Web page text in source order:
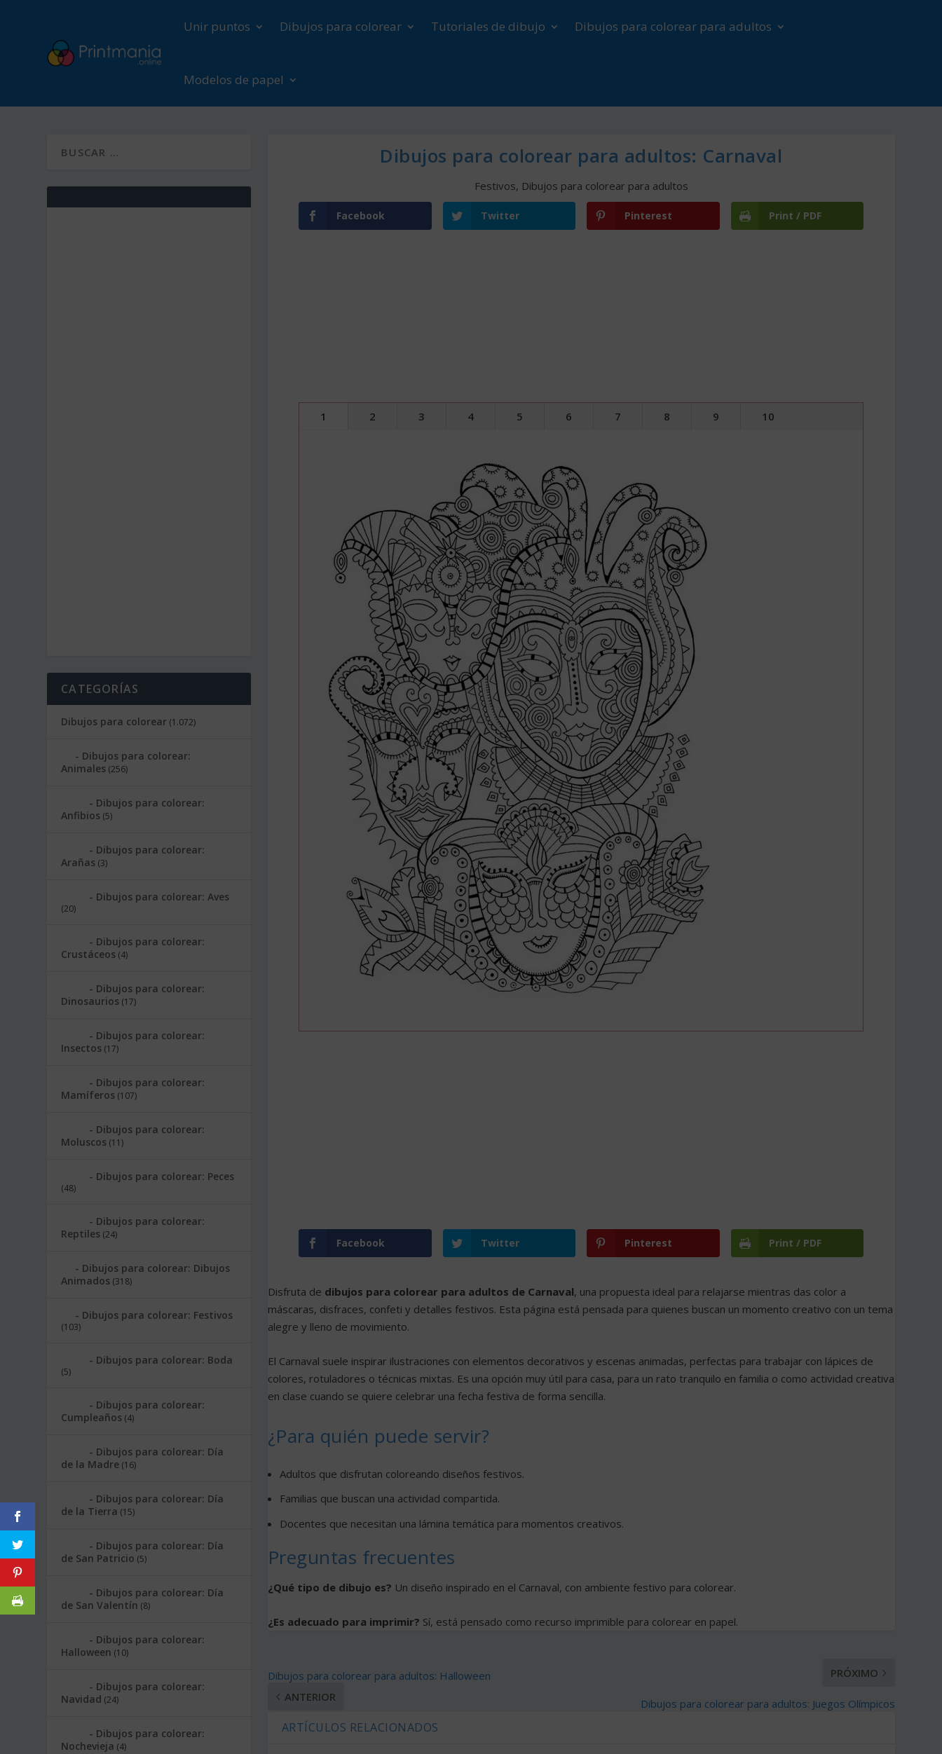
Unir puntos Dibujos para colorear Tutoriales de dibujo Dibujos para colorear para adultos
Modelos de papel
Dibujos para colorear para adultos: Carnaval
Festivos, Dibujos para colorear para adultos
Facebook Twitter Pinterest Print / PDF
1 2 3 4 5 6 7 8 9 10
Facebook Twitter Pinterest Print / PDF
Disfruta de dibujos para colorear para adultos de Carnaval, una propuesta ideal para relajarse mientras das color a
máscaras, disfraces, confeti y detalles festivos. Esta página está pensada para quienes buscan un momento creativo con un tema
alegre y lleno de movimiento.
El Carnaval suele inspirar ilustraciones con elementos decorativos y escenas animadas, perfectas para trabajar con lápices de
colores, rotuladores o técnicas mixtas. Es una opción muy útil para casa, para un rato tranquilo en familia o como actividad creativa
en clase cuando se quiere celebrar una fecha festiva de forma sencilla.
¿Para quién puede servir?
Adultos que disfrutan coloreando diseños festivos.
Familias que buscan una actividad compartida.
Docentes que necesitan una lámina temática para momentos creativos.
Preguntas frecuentes
¿Qué tipo de dibujo es? Un diseño inspirado en el Carnaval, con ambiente festivo para colorear.
¿Es adecuado para imprimir? Sí, está pensado como recurso imprimible para colorear en papel.
Dibujos para colorear para adultos: Halloween
ANTERIOR
PRÓXIMO
Dibujos para colorear para adultos: Juegos Olímpicos
ARTÍCULOS RELACIONADOS
CATEGORÍAS
Dibujos para colorear (1.072)
Dibujos para colorear:
Animales (256)
Dibujos para colorear:
Anfibios (5)
Dibujos para colorear:
Arañas (3)
Dibujos para colorear: Aves
(20)
Dibujos para colorear:
Crustáceos (4)
Dibujos para colorear:
Dinosaurios (17)
Dibujos para colorear:
Insectos (17)
Dibujos para colorear:
Mamíferos (107)
Dibujos para colorear:
Moluscos (11)
Dibujos para colorear: Peces
(48)
Dibujos para colorear:
Reptiles (24)
Dibujos para colorear: Dibujos
Animados (318)
Dibujos para colorear: Festivos
(103)
Dibujos para colorear: Boda
(5)
Dibujos para colorear:
Cumpleaños (4)
Dibujos para colorear: Día
de la Madre (16)
Dibujos para colorear: Día
de la Tierra (15)
Dibujos para colorear: Día
de San Patricio (5)
Dibujos para colorear: Día
de San Valentín (8)
Dibujos para colorear:
Halloween (10)
Dibujos para colorear:
Navidad (24)
Dibujos para colorear:
Nochevieja (4)